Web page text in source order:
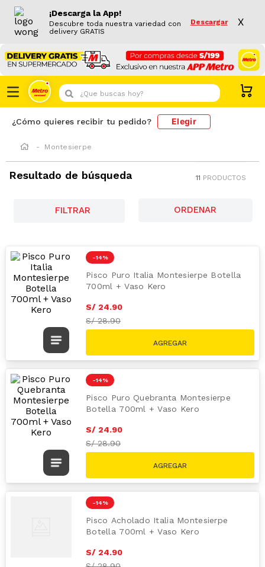
¡Descarga la App!
Descubre toda nuestra variedad con
delivery GRATIS
Descargar X
¿Que buscas hoy?
¿Cómo quieres recibir tu pedido? Elegir
Montesierpe
Resultado de búsqueda 11 PRODUCTOS
FILTRAR
-14 %
Pisco Puro Italia Montesierpe Botella
700ml + Vaso Kero
S/ 24.90
S/28.90
-14 %
Pisco Puro Quebranta Montesierpe
Botella 700ml + Vaso Kero
S/ 24.90
S/28.90
-14 %
Pisco Acholado Italia Montesierpe
Botella 700ml + Vaso Kero
S/ 24.90